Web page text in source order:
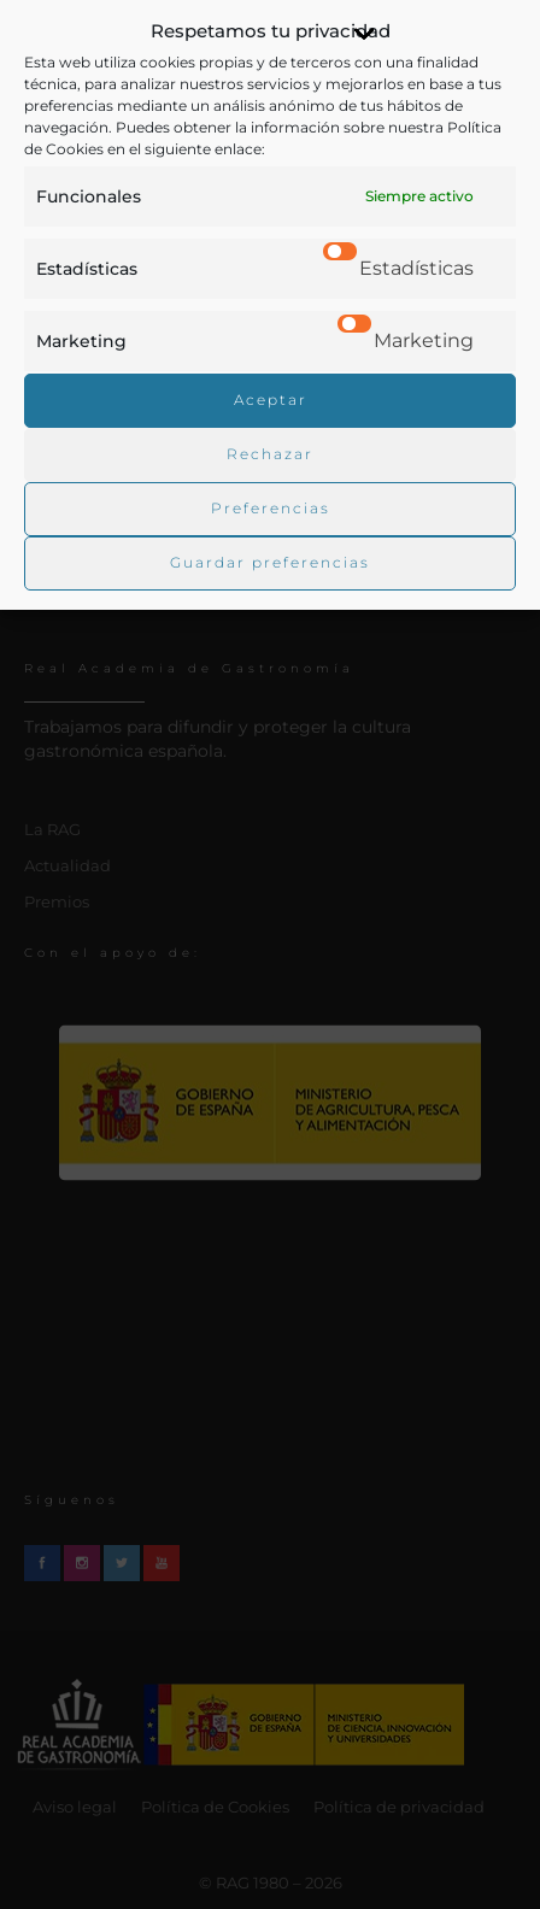
Respetamos tu privacidad
Esta web utiliza cookies propias y de terceros con una finalidad
técnica, para analizar nuestros servicios y mejorarlos en base a tus
preferencias mediante un análisis anónimo de tus hábitos de
navegación. Puedes obtener la información sobre nuestra Política
de Cookies en el siguiente enlace:
Funcionales Siempre activo
Estadísticas Estadísticas
Marketing Marketing
Aceptar
Rechazar
Preferencias
Guardar preferencias
Los quatro libros del arte de la confitería.
Baeza, Miguel de
Alcalá de Henares - 1592
Real Academia de Gastronomía
Trabajamos para difundir y proteger la cultura
gastronómica española.
La RAG
Actualidad
Premios
Con el apoyo de:
Síguenos
Aviso legal Política de Cookies Política de privacidad
© RAG 1980 – 2026